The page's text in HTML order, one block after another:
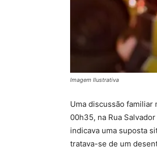
Imagem Ilustrativa
Uma discussão familiar
00h35, na Rua
indicava uma suposta
tratava-se de um